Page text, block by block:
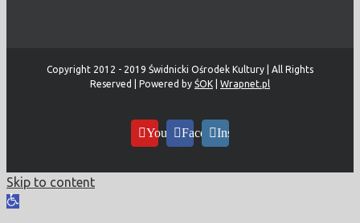
Copyright 2012 - 2019 Świdnicki Ośrodek Kultury | All Rights
Reserved | Powered by ŚOK Wrapnet.pl
YouTubeFacebookInstagram
Skip to content
Open